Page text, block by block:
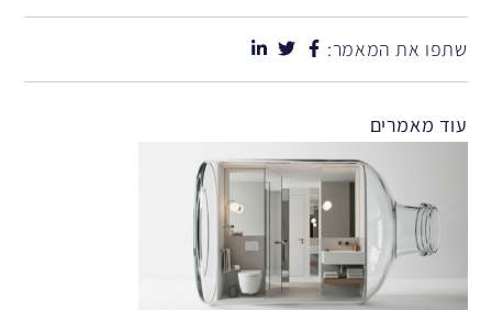
שתפו את המאמר:
עוד מאמרים